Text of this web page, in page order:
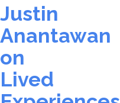
Justin
Anantawan
on
Lived